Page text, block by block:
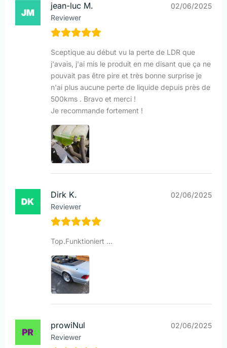
jean-luc M.
Reviewer
02/06/2025
Sceptique au début vu la perte de LDR que
j'avais, j'ai mis le produit en me disant que ça ne
pouvait pas être pire et très bonne surprise je
n'ai plus aucune perte de liquide depuis près de
500kms . Bravo et merci !
Je recommande fortement !
Dirk K.
Reviewer
02/06/2025
Top.Funktioniert ...
prowiNul
Reviewer
02/06/2025